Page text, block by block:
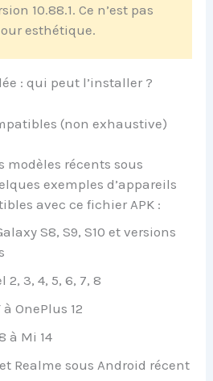
10.88.1. Ce n’est pas
esthétique.
: qui peut l’installer ?
(non exhaustive)
modèles récents sous
exemples d’appareils
avec ce fichier APK :
S8, S9, S10 et versions
2, 3, 4, 5, 6, 7, 8
OnePlus 12
à Mi 14
Realme sous Android récent